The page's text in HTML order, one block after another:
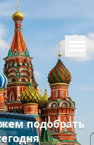
подобрать
Меню
Главная
Каталог
Марки
Информация